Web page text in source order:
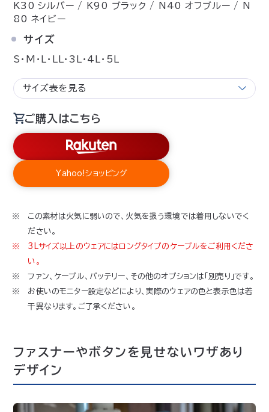
K30 シルバー / K90 ブラック / N40 オフブルー / N
80 ネイビー
サイズ
S・M・L・LL・3L・4L・5L
サイズ表を見る
ご購入はこちら
Yahoo!ショッピング
この素材は火気に弱いので、火気を扱う環境では着用しないでく
ださい。
3Lサイズ以上のウェアにはロングタイプのケーブルをご利用くださ
い。
ファン、ケーブル、バッテリー、その他のオプションは「別売り」です。
お使いのモニター設定などにより、実際のウェアの色と表示色は若
干異なります。ご了承ください。
ファスナーやボタンを見せないワザあり
デザイン